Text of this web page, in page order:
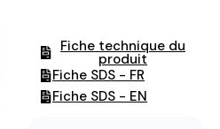
Fiche technique du
produit
Fiche SDS - FR
Fiche SDS - EN